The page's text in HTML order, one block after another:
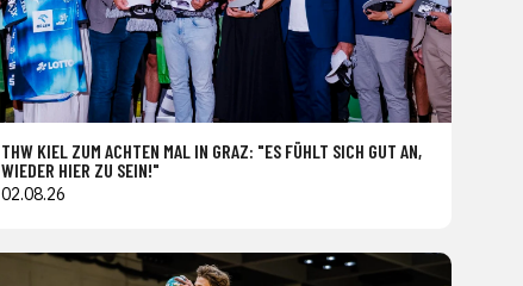
THW KIEL ZUM ACHTEN MAL IN GRAZ: "ES FÜHLT SICH GUT AN,
WIEDER HIER ZU SEIN!"
02.08.26